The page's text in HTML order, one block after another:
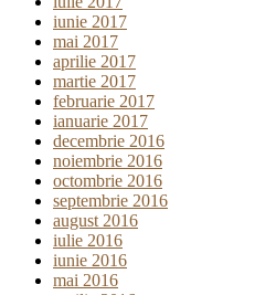
iunie 2017
mai 2017
aprilie 2017
martie 2017
februarie 2017
ianuarie 2017
decembrie 2016
noiembrie 2016
octombrie 2016
septembrie 2016
august 2016
iulie 2016
iunie 2016
mai 2016